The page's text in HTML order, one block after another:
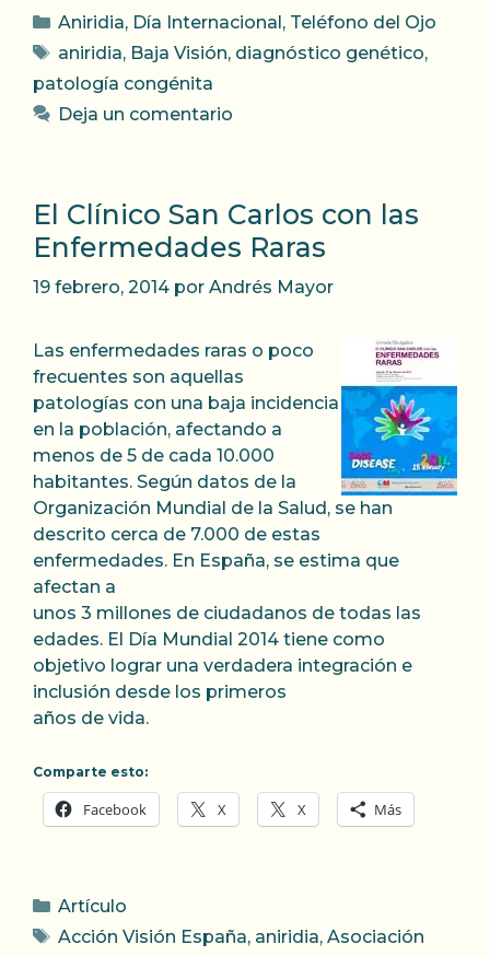
Categorías
Aniridia, Día Internacional , Teléfono del Ojo
Etiquetas
aniridia, Baja Visión, diagnóstico genético,
patología congénita
Deja un comentario
El Clínico San Carlos con las
Enfermedades Raras
19 febrero, 2014 por Andrés Mayor
Las enfermedades raras o poco
frecuentes son aquellas
patologías con una baja incidencia
en la población, afectando a
menos de 5 de cada 10.000
habitantes. Según datos de la
Organización Mundial de la Salud, se han
descrito cerca de 7.000 de estas
enfermedades. En España, se estima que
afectan a
unos 3 millones de ciudadanos de todas las
edades. El Día Mundial 2014 tiene como
objetivo lograr una verdadera integración e
inclusión desde los primeros
años de vida.
Comparte esto:
Facebook X X Más
Categorías
Artículo
Etiquetas
Acción Visión España, aniridia, Asociación